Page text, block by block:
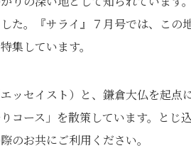
た。『サライ』７月号では、この
集しています。
セイスト）と、鎌倉大仏を起点
コース」を散策しています。とじ
のお共にご利用ください。